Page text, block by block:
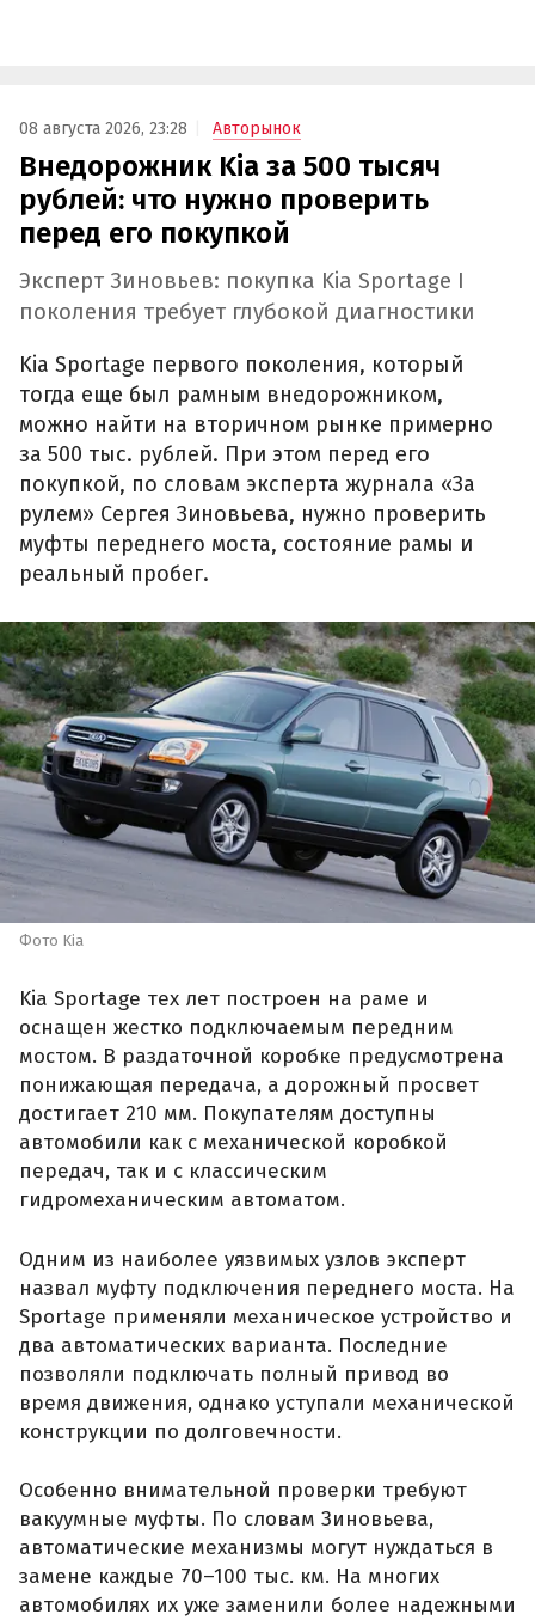
08 августа 2026, 23:28 Авторынок
Внедорожник Kia за 500 тысяч
рублей: что нужно проверить
перед его покупкой
Эксперт Зиновьев: покупка Kia Sportage I
поколения требует глубокой диагностики
Kia Sportage первого поколения, который
тогда еще был рамным внедорожником,
можно найти на вторичном рынке примерно
за 500 тыс. рублей. При этом перед его
покупкой, по словам эксперта журнала «За
рулем» Сергея Зиновьева, нужно проверить
муфты переднего моста, состояние рамы и
реальный пробег.
Фото Kia
Kia Sportage тех лет построен на раме и
оснащен жестко подключаемым передним
мостом. В раздаточной коробке предусмотрена
понижающая передача, а дорожный просвет
достигает 210 мм. Покупателям доступны
автомобили как с механической коробкой
передач, так и с классическим
гидромеханическим автоматом.
Одним из наиболее уязвимых узлов эксперт
назвал муфту подключения переднего моста. На
Sportage применяли механическое устройство и
два автоматических варианта. Последние
позволяли подключать полный привод во
время движения, однако уступали механической
конструкции по долговечности.
Особенно внимательной проверки требуют
вакуумные муфты. По словам Зиновьева,
автоматические механизмы могут нуждаться в
замене каждые 70–100 тыс. км. На многих
автомобилях их уже заменили более надежными